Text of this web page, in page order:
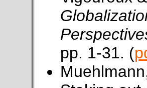
pp. 1-31. (